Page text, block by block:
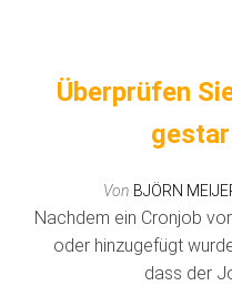
Überprüfen
Von BJÖRN
Nachdem ein Cronjob
oder hinzugefügt
dass der